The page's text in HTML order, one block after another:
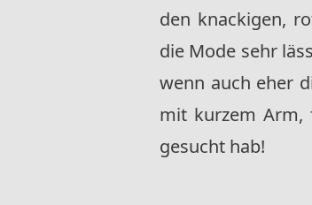
den knackigen,
die Mode sehr
wenn auch eher
mit kurzem Arm,
gesucht hab!